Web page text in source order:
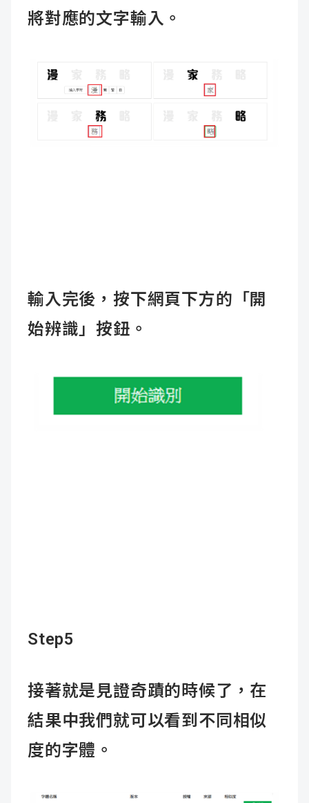
將對應的文字輸入。
輸入完後，按下網頁下方的「開
始辨識」按鈕。
Step5
接著就是見證奇蹟的時候了，在
結果中我們就可以看到不同相似
度的字體。